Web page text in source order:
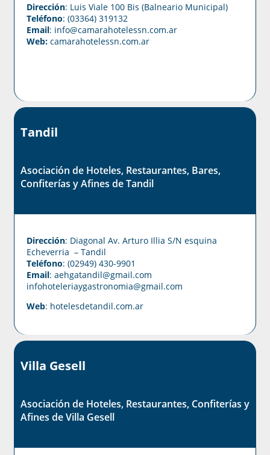
Dirección: Luis Viale 100 Bis (Balneario Municipal)
Teléfono: (03364) 319132
Email: info@camarahotelessn.com.ar
Web: camarahotelessn.com.ar
Tandil
Asociación de Hoteles, Restaurantes, Bares,
Confiterías y Afines de Tandil
Dirección: Diagonal Av. Arturo Illia S/N esquina
Echeverria – Tandil
Teléfono: (02949) 430-9901
Email: aehgatandil@gmail.com
infohoteleriaygastronomia@gmail.com
Web: hotelesdetandil.com.ar
Villa Gesell
Asociación de Hoteles, Restaurantes, Confiterías y
Afines de Villa Gesell